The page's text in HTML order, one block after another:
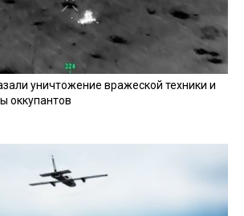
уничтожение вражеской техники и
оккупантов